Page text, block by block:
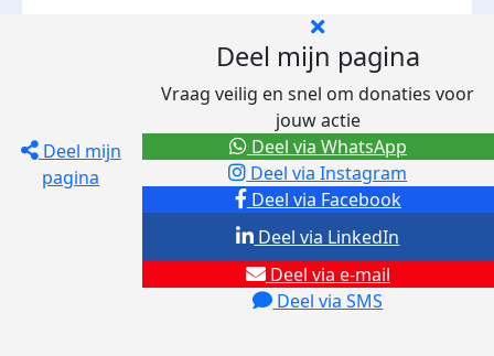
Deel mijn
pagina
Deel mijn pagina
Vraag veilig en snel om donaties voor
jouw actie
Deel via Facebook
Deel via Instagram
Deel via e-mail
Deel via SMS
Deel via LinkedIn
Deel via WhatsApp